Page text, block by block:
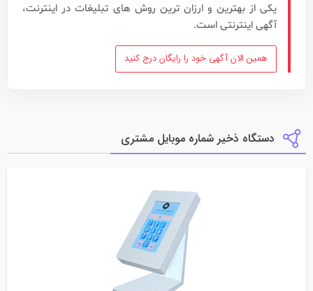
یکی از بهترین و ارزان ترین روش های تبلیغات در اینترنت،
آگهی اینترنتی است.
همین الان آگهی خود را رایگان درج کنید
دستگاه ذخیر شماره موبایل مشتری